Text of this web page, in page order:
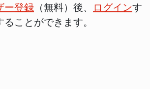
ー登録 （無料）後、 ログインす
ことができます。